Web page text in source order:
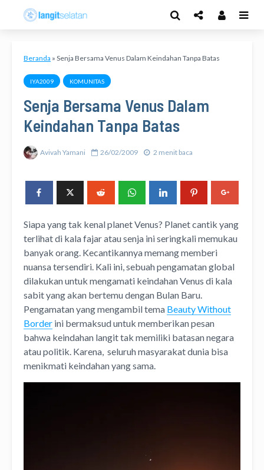
Beranda » Senja Bersama Venus Dalam Keindahan Tanpa Batas
IYA2009 KOMUNITAS
Senja Bersama Venus Dalam
Keindahan Tanpa Batas
Avivah Yamani 26/02/2009 2 menit baca
Siapa yang tak kenal planet Venus? Planet cantik yang
terlihat di kala fajar atau senja ini seringkali memukau
banyak orang. Kecantikannya memang memberi
nuansa tersendiri. Kali ini, sebuah pengamatan global
dilakukan untuk mengamati keindahan Venus di kala
sabit yang akan bertemu dengan Bulan Baru.
Pengamatan yang mengambil tema Beauty Without
Border ini bermaksud untuk memberikan pesan
bahwa keindahan langit tak memiliki batasan negara
atau politik. Karena, seluruh masyarakat dunia bisa
menikmati keindahan yang sama.